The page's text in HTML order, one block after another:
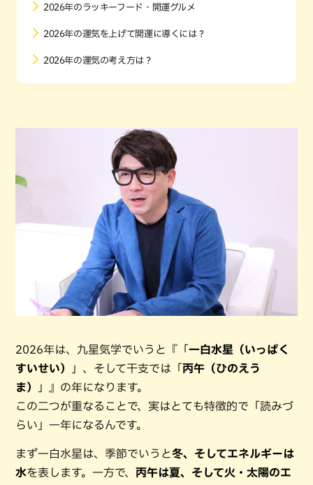
2026年のラッキーフード・開運グルメ
2026年の運気を上げて開運に導くには？
2026年の運気の考え方は？
2026年は、九星気学でいうと『「 一白水星（いっぱく
すいせい）
」、そして干支では「 丙午（ひのえう
ま）
」』の年になります。
この二つが重なることで、実はとても特徴的で「読みづ
らい」一年になるんです。
まず一白水星は、季節でいうと冬、そしてエネルギーは
水を表します。一方で、 丙午は夏、そして火・太陽のエ